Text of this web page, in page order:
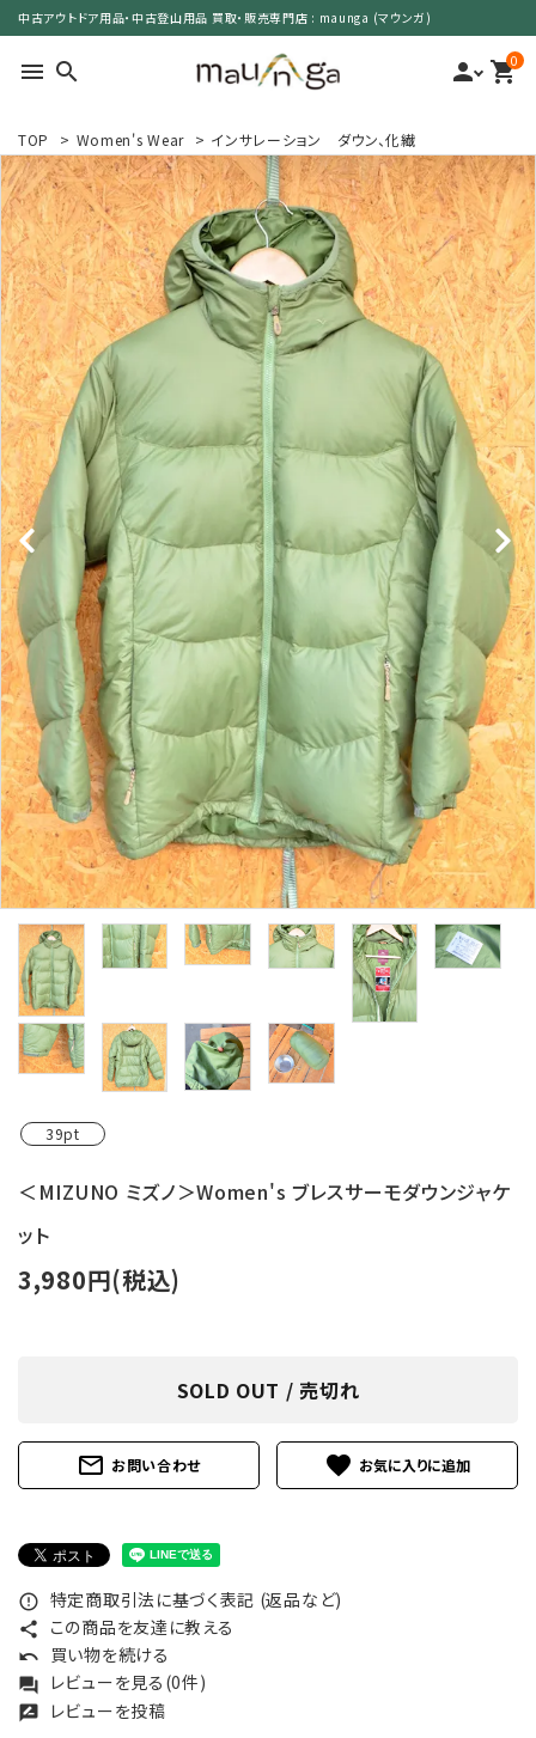
中古アウトドア用品・中古登山用品 買取・販売専門店 : maunga (マウンガ)
menu search person 0
shopping_cart
search
カテゴリーで選ぶ
サイズで選ぶ
特集で選ぶ
価格で選ぶ
買取案内
レンタル・修理
店舗情報
POLICY
INFORMATION
ACCOUNT MENU
ようこそ ゲスト 様
meeting_room ログイン person 新規会員登録
TOP > Women's Wear > インサレーション ダウン、化繊
39pt
＜MIZUNO ミズノ＞Women's ブレスサーモダウンジャケ
ット
3,980円(税込)
SOLD OUT / 売切れ
mail_outline お問い合わせ favorite
error_outline 特定商取引法に基づく表記 (返品など)
share この商品を友達に教える
undo 買い物を続ける
forum レビューを見る(0件)
rate_review レビューを投稿